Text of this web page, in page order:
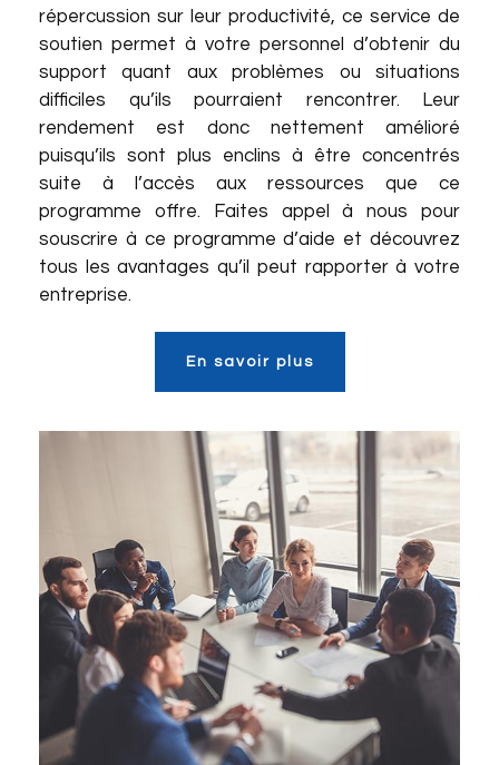
répercussion sur leur productivité, ce service de
soutien permet à votre personnel d’obtenir du
support quant aux problèmes ou situations
difficiles qu’ils pourraient rencontrer. Leur
rendement est donc nettement amélioré
puisqu’ils sont plus enclins à être concentrés
suite à l’accès aux ressources que ce
programme offre. Faites appel à nous pour
souscrire à ce programme d’aide et découvrez
tous les avantages qu’il peut rapporter à votre
entreprise.
En savoir plus